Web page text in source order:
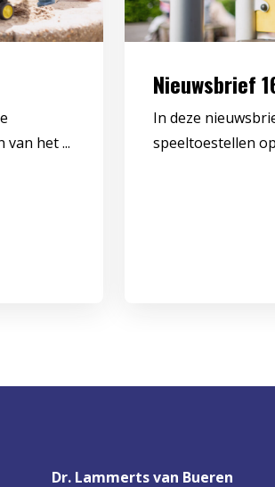
het ...
Nieuwsbrief
In deze
speeltoestellen
Dr. Lammerts van Bueren